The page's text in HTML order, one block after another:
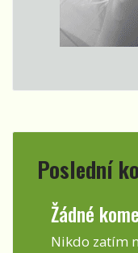
Poslední
Žádné
Nikdo zatím